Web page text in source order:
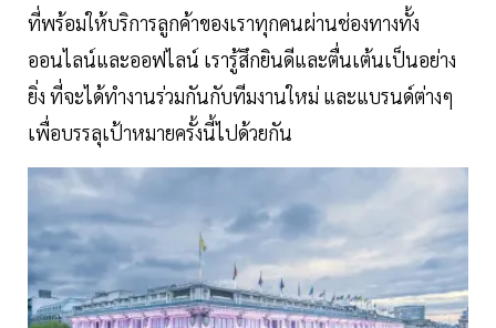
ที่พร้อมให้บริการลูกค้าของเราทุกคนผ่านช่องทางทั้ง
ออนไลน์และออฟไลน์ เรารู้สึกยินดีและตื่นเต้นเป็นอย่าง
ยิ่ง ที่จะได้ทำงานร่วมกันกับทีมงานใหม่ และแบรนด์ต่างๆ
เพื่อบรรลุเป้าหมายครั้งนี้ไปด้วยกัน